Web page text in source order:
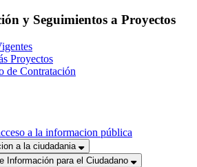
y Seguimientos a Proyectos
Proyectos
de Contratación
a la informacion pública
a la ciudadania
Información para el Ciudadano